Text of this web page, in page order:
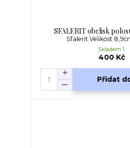
SFALERIT obelisk
Sfalerit Velikost
400 Kč
Skladem 1
Přidat